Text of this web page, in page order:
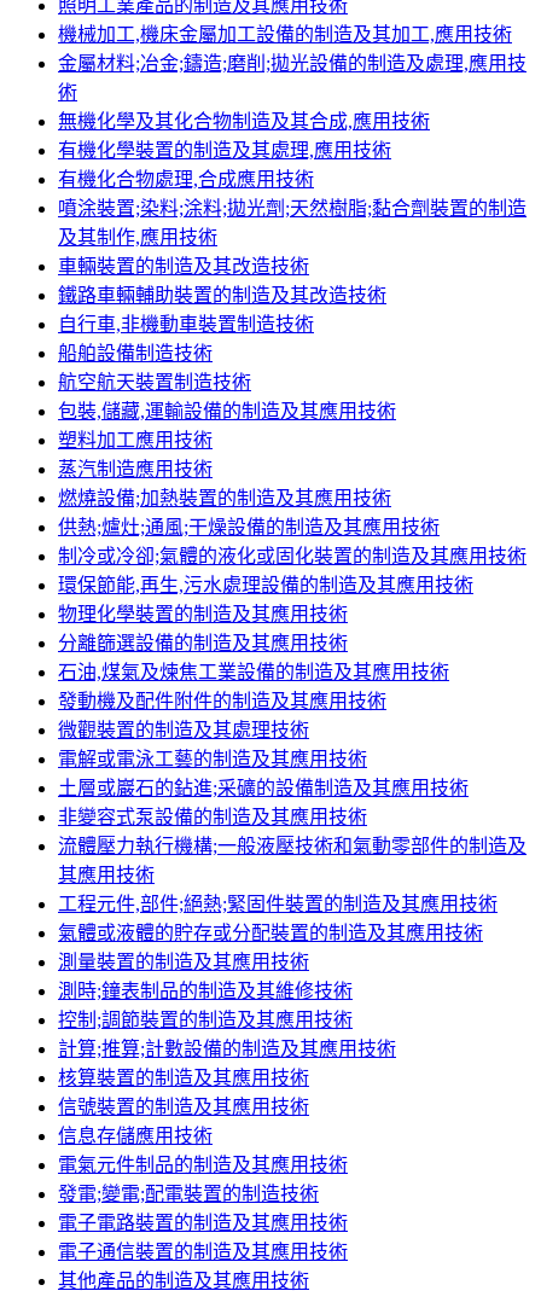
照明工業產品的制造及其應用技術
機械加工,機床金屬加工設備的制造及其加工,應用技術
金屬材料;冶金;鑄造;磨削;拋光設備的制造及處理,應用技
術
無機化學及其化合物制造及其合成,應用技術
有機化學裝置的制造及其處理,應用技術
有機化合物處理,合成應用技術
噴涂裝置;染料;涂料;拋光劑;天然樹脂;黏合劑裝置的制造
及其制作,應用技術
車輛裝置的制造及其改造技術
鐵路車輛輔助裝置的制造及其改造技術
自行車,非機動車裝置制造技術
船舶設備制造技術
航空航天裝置制造技術
包裝,儲藏,運輸設備的制造及其應用技術
塑料加工應用技術
蒸汽制造應用技術
燃燒設備;加熱裝置的制造及其應用技術
供熱;爐灶;通風;干燥設備的制造及其應用技術
制冷或冷卻;氣體的液化或固化裝置的制造及其應用技術
環保節能,再生,污水處理設備的制造及其應用技術
物理化學裝置的制造及其應用技術
分離篩選設備的制造及其應用技術
石油,煤氣及煉焦工業設備的制造及其應用技術
發動機及配件附件的制造及其應用技術
微觀裝置的制造及其處理技術
電解或電泳工藝的制造及其應用技術
土層或巖石的鉆進;采礦的設備制造及其應用技術
非變容式泵設備的制造及其應用技術
流體壓力執行機構;一般液壓技術和氣動零部件的制造及
其應用技術
工程元件,部件;絕熱;緊固件裝置的制造及其應用技術
氣體或液體的貯存或分配裝置的制造及其應用技術
測量裝置的制造及其應用技術
測時;鐘表制品的制造及其維修技術
控制;調節裝置的制造及其應用技術
計算;推算;計數設備的制造及其應用技術
核算裝置的制造及其應用技術
信號裝置的制造及其應用技術
信息存儲應用技術
電氣元件制品的制造及其應用技術
發電;變電;配電裝置的制造技術
電子電路裝置的制造及其應用技術
電子通信裝置的制造及其應用技術
其他產品的制造及其應用技術